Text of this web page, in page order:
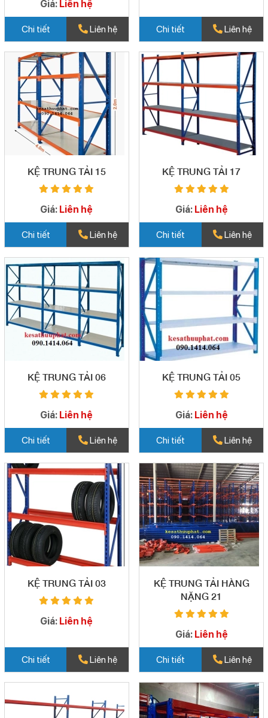
Giá: Liên hệ
Chi tiết Liên hệ Chi tiết Liên hệ
KỆ TRUNG TẢI 15
Giá: Liên hệ
Chi tiết Liên hệ
KỆ TRUNG TẢI 17
Giá: Liên hệ
Chi tiết Liên hệ
KỆ TRUNG TẢI 06
Giá: Liên hệ
Chi tiết Liên hệ
KỆ TRUNG TẢI 05
Giá: Liên hệ
Chi tiết Liên hệ
KỆ TRUNG TẢI 03
Giá: Liên hệ
Chi tiết Liên hệ
KỆ TRUNG TẢI HÀNG
NẶNG 21
Giá: Liên hệ
Chi tiết Liên hệ